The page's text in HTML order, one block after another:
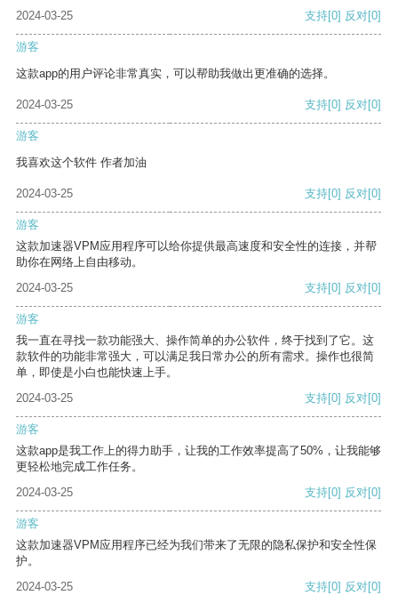
2024-03-25
支持[0] 反对[0]
游客
这款app的用户评论非常真实，可以帮助我做出更准确的选择。
2024-03-25 支持[0] 反对[0]
游客
我喜欢这个软件 作者加油
2024-03-25 支持[0] 反对[0]
游客
这款加速器VPM应用程序可以给你提供最高速度和安全性的连接，并帮
助你在网络上自由移动。
2024-03-25
支持[0] 反对[0]
游客
我一直在寻找一款功能强大、操作简单的办公软件，终于找到了它。这
款软件的功能非常强大，可以满足我日常办公的所有需求。操作也很简
单，即使是小白也能快速上手。
2024-03-25
支持[0] 反对[0]
游客
这款app是我工作上的得力助手，让我的工作效率提高了50%，让我能够
更轻松地完成工作任务。
2024-03-25
支持[0] 反对[0]
游客
这款加速器VPM应用程序已经为我们带来了无限的隐私保护和安全性保
护。
2024-03-25
支持[0] 反对[0]